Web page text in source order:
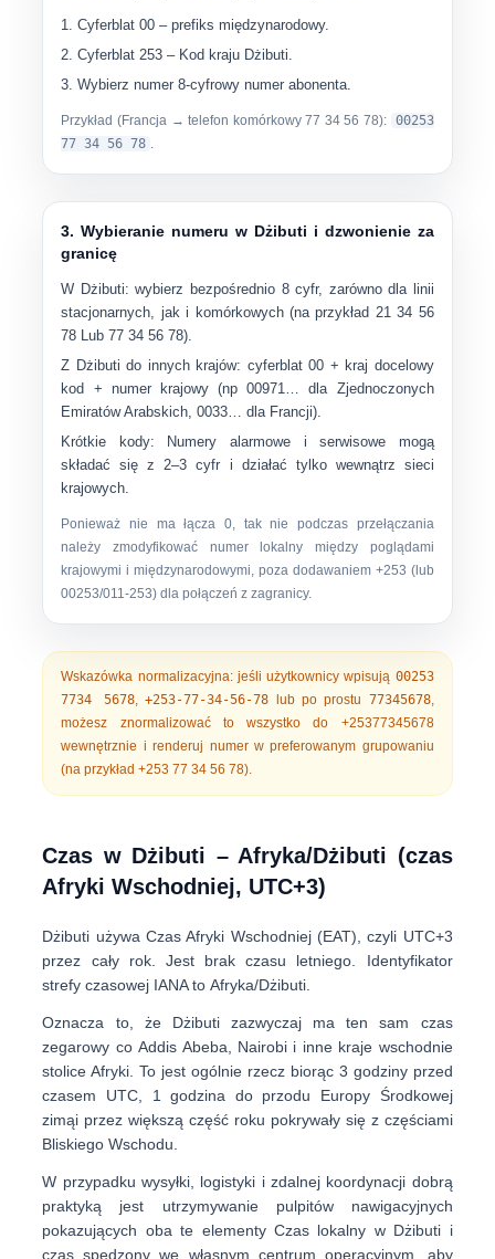
Cyferblat00 – prefiks międzynarodowy.
Cyferblat253 – Kod kraju Dżibuti.
Wybierz numer8-cyfrowy numer abonenta.
Przykład (Francja → telefon komórkowy77 34 56 78): 00253
77 34 56 78 .
3. Wybieranie numeru w Dżibuti i dzwonienie za
granicę
W Dżibuti: wybierz bezpośrednio 8 cyfr, zarówno dla linii
stacjonarnych, jak i komórkowych (na przykład 21 34 56
78 Lub77 34 56 78).
Z Dżibuti do innych krajów: cyferblat00 + kraj docelowy
kod + numer krajowy (np00971… dla Zjednoczonych
Emiratów Arabskich,0033… dla Francji).
Krótkie kody: Numery alarmowe i serwisowe mogą
składać się z 2–3 cyfr i działać tylko wewnątrz sieci
krajowych.
Ponieważ nie ma łącza 0, taknie podczas przełączania
należy zmodyfikować numer lokalny między poglądami
krajowymi i międzynarodowymi, poza dodawaniem +253 (lub
00253/011-253) dla połączeń z zagranicy.
Wskazówka normalizacyjna:jeśli użytkownicy wpisują 00253
7734 5678,+253-77-34-56-78 lub po prostu 77345678,
możesz znormalizować to wszystko do +25377345678
wewnętrznie i renderuj numer w preferowanym grupowaniu
(na przykład+253 77 34 56 78).
Czas w Dżibuti – Afryka/Dżibuti (czas
Afryki Wschodniej, UTC+3)
Dżibuti używaCzas Afryki Wschodniej (EAT) , czyli UTC+3
przez cały rok. Jest brak czasu letniego . Identyfikator
strefy czasowej IANA toAfryka/Dżibuti
Oznacza to, że Dżibuti zazwyczaj ma ten sam czas
zegarowy coAddis Abeba, Nairobi i inne kraje wschodnie
stolice Afryki . To jest ogólnie rzecz biorąc 3 godziny przed
czasem UTC
1 godzina do przodu Europy Środkowej
zimąi przez większą część roku pokrywały się z częściami
Bliskiego Wschodu.
W przypadku wysyłki, logistyki i zdalnej koordynacji dobrą
praktyką jest utrzymywanie pulpitów nawigacyjnych
pokazujących oba te elementy Czas lokalny w Dżibuti i
czas spędzony we własnym centrum operacyjnym, aby